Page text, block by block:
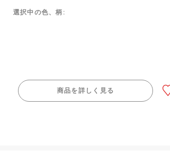
選択中の色、柄:
商品を詳しく見る